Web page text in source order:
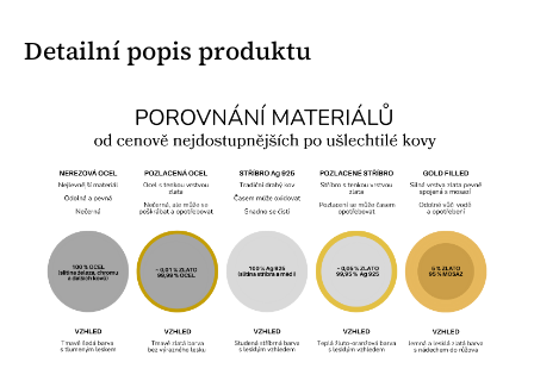
Detailní popis produktu